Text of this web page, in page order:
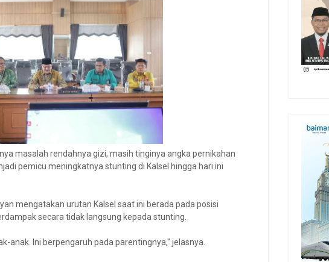
masalah rendahnya gizi, masih tinginya angka pernikahan
pemicu meningkatnya stunting di Kalsel hingga hari ini
mengatakan urutan Kalsel saat ini berada pada posisi
secara tidak langsung kepada stunting.
anak. Ini berpengaruh pada parentingnya," jelasnya.